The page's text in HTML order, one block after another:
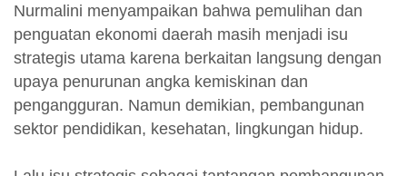
Nurmalini menyampaikan bahwa pemulihan dan
penguatan ekonomi daerah masih menjadi isu
strategis utama karena berkaitan langsung dengan
upaya penurunan angka kemiskinan dan
pengangguran. Namun demikian, pembangunan
sektor pendidikan, kesehatan, lingkungan hidup.